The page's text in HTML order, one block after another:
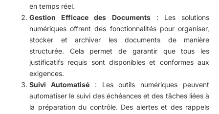
en temps réel.
Gestion Efficace des Documents: Les solutions
numériques offrent des fonctionnalités pour organiser,
stocker et archiver les documents de manière
structurée. Cela permet de garantir que tous les
justificatifs requis sont disponibles et conformes aux
exigences.
Suivi Automatisé: Les outils numériques peuvent
automatiser le suivi des échéances et des tâches liées à
la préparation du contrôle. Des alertes et des rappels